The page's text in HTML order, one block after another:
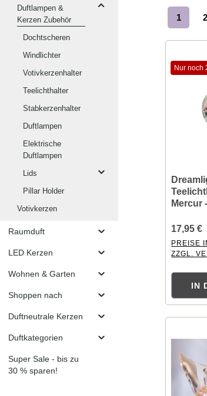
Duftlampen &
Kerzen Zubehör
Dochtscheren
Windlichter
Votivkerzenhalter
Teelichthalter
Stabkerzenhalter
Duftlampen
Elektrische
Duftlampen
Lids
Pillar Holder
Votivkerzen
Raumduft
LED Kerzen
Wohnen & Garten
Shoppen nach
Duftneutrale Kerzen
Duftkategorien
Super Sale - bis zu
30 % sparen!
Seite
1 2
Nur noch
Mercur
17,95 €
PREISE
ZZGL.
IN